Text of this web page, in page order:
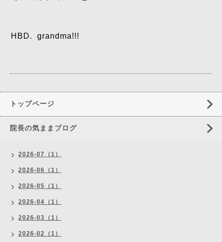
HBD. grandma!!!
トップページ
院長の気ままブログ
2026-07（1）
2026-06（1）
2026-05（1）
2026-04（1）
2026-03（1）
2026-02（1）